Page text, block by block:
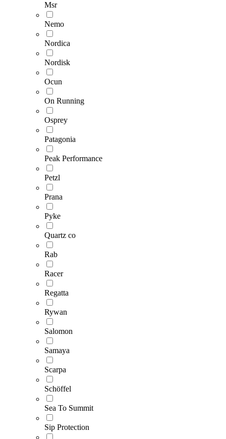
Msr
Nemo
Nordica
Nordisk
Ocun
On Running
Osprey
Patagonia
Peak Performance
Petzl
Prana
Pyke
Quartz co
Rab
Racer
Regatta
Rywan
Salomon
Samaya
Scarpa
Schöffel
Sea To Summit
Sip Protection